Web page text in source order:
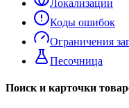
Локализации
Коды ошибок
Ограничения
Песочница
Поиск и карточки